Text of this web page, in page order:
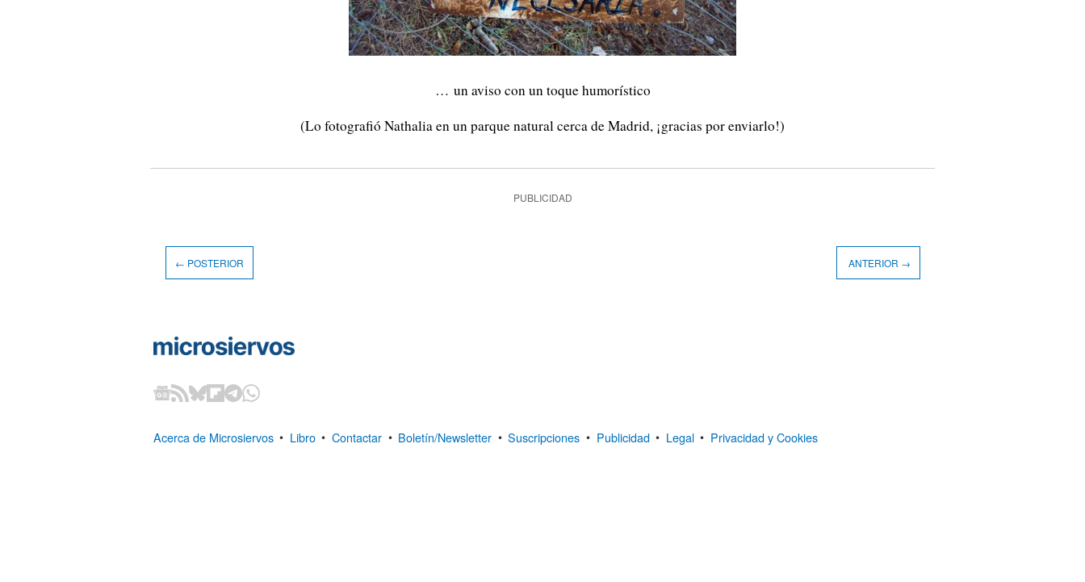
… un aviso con un toque humorístico
(Lo fotografió Nathalia en un parque natural cerca de Madrid, ¡gracias por enviarlo!)
PUBLICIDAD
← POSTERIOR ANTERIOR →
Acerca de Microsiervos • Libro • Contactar • Boletín/Newsletter • Suscripciones • Publicidad • Legal • Privacidad y Cookies